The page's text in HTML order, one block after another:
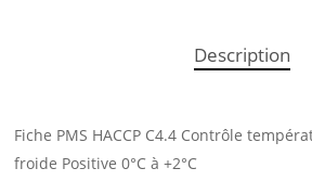
Description
Fiche PMS HACCP C4.4 Contrôle
froide Positive 0°C à +2°C